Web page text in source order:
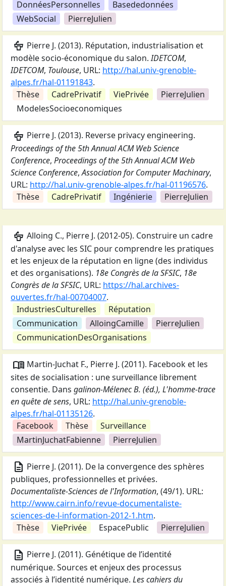
DonnéesPersonnelles
Basededonnées
WebSocial
PierreJulien
podium Pierre J. (2013). Réputation, industrialisation et
modèle socio-économique du salon.IDETCOM,
IDETCOM, Toulouse, URL: http://hal.univ-grenoble-
alpes.fr/hal-01191843.
Thèse
CadrePrivatif ViePrivée
PierreJulien
ModelesSocioeconomiques
podium Pierre J. (2013). Reverse privacy engineering.
Proceedings of the 5th Annual ACM Web Science
Conference, Proceedings of the 5th Annual ACM Web
Science Conference,Association for Computer Machinary,
URL: http://hal.univ-grenoble-alpes.fr/hal-01196576.
Thèse
CadrePrivatif Ingénierie PierreJulien
podium Alloing C., Pierre J. (2012-05). Construire un cadre
d'analyse avec les SIC pour comprendre les pratiques
et les enjeux de la réputation en ligne (des individus
et des organisations). 18e Congrès de la SFSIC, 18e
Congrès de la SFSIC, URL: https://hal.archives-
ouvertes.fr/hal-00704007.
IndustriesCulturelles
Réputation
Communication
AlloingCamille
PierreJulien
CommunicationDesOrganisations
menu_book Martin-Juchat F., Pierre J. (2011). Facebook et les
sites de socialisation : une surveillance librement
consentie. Dans galinon-Mélenec B. (éd.), L'homme-trace
en quête de sens, URL: http://hal.univ-grenoble-
alpes.fr/hal-01135126.
Facebook
Thèse
Surveillance
MartinJuchatFabienne
PierreJulien
description Pierre J. (2011). De la convergence des sphères
publiques, professionnelles et privées.
Documentaliste-Sciences de l'Information, (49/1). URL:
http://www.cairn.info/revue-documentaliste-
sciences-de-l-information-2012-1.htm.
Thèse
ViePrivée EspacePublic PierreJulien
description Pierre J. (2011). Génétique de l’identité
numérique. Sources et enjeux des processus
associés à l’identité numérique. Les cahiers du